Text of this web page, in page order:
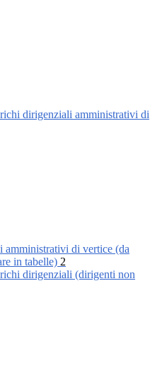
dirigenziali amministrativi di
amministrativi di vertice (da
in tabelle) 2
dirigenziali (dirigenti non